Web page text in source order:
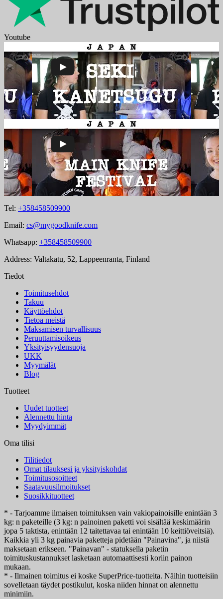
Youtube
Tel: +358458509900
Email: cs@mygoodknife.com
Whatsapp: +358458509900
Address: Valtakatu, 52, Lappeenranta, Finland
Tiedot
Toimitusehdot
Takuu
Käyttöehdot
Tietoa meistä
Maksamisen turvallisuus
Peruuttamisoikeus
Yksityisyydensuoja
UKK
Myymälät
Blog
Tuotteet
Uudet tuotteet
Alennettu hinta
Myydyimmät
Oma tilisi
Tilitiedot
Omat tilauksesi ja yksityiskohdat
Toimitusosoitteet
Saatavuusilmoitukset
Suosikkituotteet
* - Tarjoamme ilmaisen toimituksen vain vakiopainoisille enintään 3
kg: n paketeille (3 kg: n painoinen paketti voi sisältää keskimäärin
jopa 5 taktista, enintään 12 taitettavaa tai enintään 10 keittiöveitsiä).
Kaikkia yli 3 kg painavia paketteja pidetään "Painavina", ja niistä
maksetaan erikseen. "Painavan" - statuksella paketin
toimituskustannukset lasketaan automaattisesti koriin painon
mukaan.
* - Ilmainen toimitus ei koske SuperPrice-tuotteita. Näihin tuotteisiin
sovelletaan täydet postikulut, koska niiden hinnat on alennettu
minimiin.